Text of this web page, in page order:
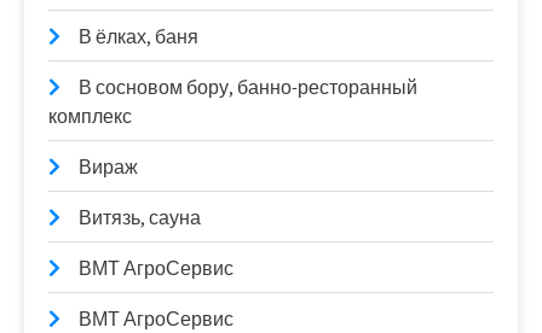
В ёлках, баня
В сосновом бору, банно-ресторанный
комплекс
Вираж
Витязь, сауна
ВМТ АгроСервис
ВМТ АгроСервис